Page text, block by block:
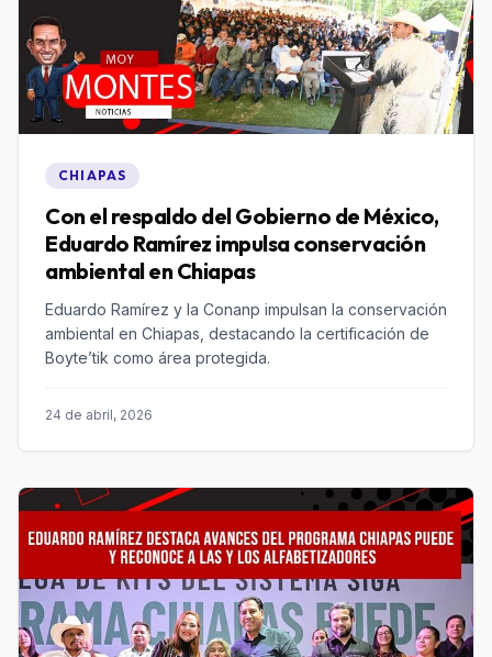
CHIAPAS
Con el respaldo del Gobierno de México,
Eduardo Ramírez impulsa conservación
ambiental en Chiapas
Eduardo Ramírez y la Conanp impulsan la conservación
ambiental en Chiapas, destacando la certificación de
Boyte’tik como área protegida.
24 de abril, 2026